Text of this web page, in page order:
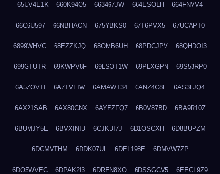
65UV4E1K 660K94O5 663467JW 664ESOLH 664FNVV4
66C6U597 66NBHAON 675YBKS0 67T6PVX5 67UCAPT0
6899WHVC 68EZZKJQ 68OMB6UH 68PDCJPV 68QHDOI3
699GTUTR 69KWPV8F 69LSOT1W 69PLXGPN 69S53RP0
6A5ZOVTI 6A7TVFIW 6AMAWT34 6ANZ4C8L 6AS3LJQ4
6AX21SAB 6AX80CNX 6AYEZFQ7 6B0V87BD 6BA9R10Z
6BUMJY5E 6BVXINIU 6CJKUI7J 6D1OSCXH 6D8BUPZM
6DCMVTHM 6DDK07UL 6DEL198E 6DMVW7ZP
6DO5WVEC 6DPAK2I3 6DREN8XO 6DSSGCV5 6EEGL9Z9